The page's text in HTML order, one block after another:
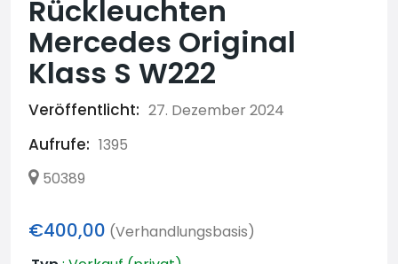
Rückleuchten
Mercedes Original
Klass S W222
Veröffentlicht: 27. Dezember 2024
Aufrufe: 1395
50389
€400,00 (Verhandlungsbasis)